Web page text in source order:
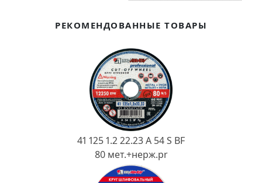
Контакт
Ковш разливочный
Огнеупорная SiC смесь
РЕКОМЕНДОВАННЫЕ ТОВАРЫ
41 125 1.2 22.23 A 54 S BF
80 мет.+нерж.pr